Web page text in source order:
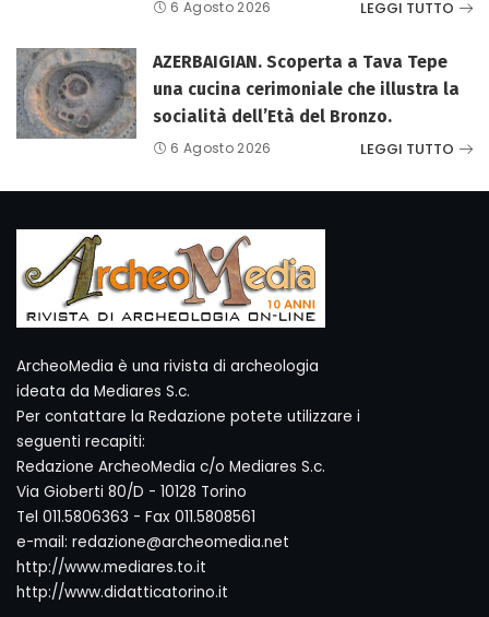
6 Agosto 2026 LEGGI TUTTO
AZERBAIGIAN. Scoperta a Tava Tepe
una cucina cerimoniale che illustra la
socialità dell’Età del Bronzo.
6 Agosto 2026 LEGGI TUTTO
ArcheoMedia è una rivista di archeologia
ideata da Mediares S.c.
Per contattare la Redazione potete utilizzare i
seguenti recapiti:
Redazione ArcheoMedia c/o Mediares S.c.
Via Gioberti 80/D - 10128 Torino
Tel 011.5806363 - Fax 011.5808561
e-mail: redazione@archeomedia.net
http://www.mediares.to.it
http://www.didatticatorino.it